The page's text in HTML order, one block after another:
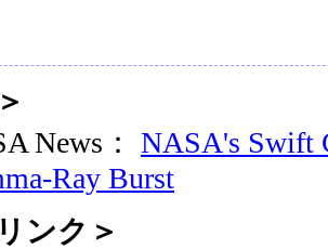
News： NASA's Swift
Ray Burst
ンク＞